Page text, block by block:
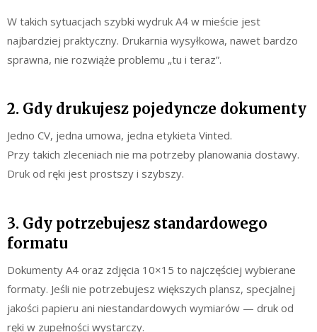
W takich sytuacjach szybki wydruk A4 w mieście jest
najbardziej praktyczny. Drukarnia wysyłkowa, nawet bardzo
sprawna, nie rozwiąże problemu „tu i teraz”.
2. Gdy drukujesz pojedyncze dokumenty
Jedno CV, jedna umowa, jedna etykieta Vinted.
Przy takich zleceniach nie ma potrzeby planowania dostawy.
Druk od ręki jest prostszy i szybszy.
3. Gdy potrzebujesz standardowego
formatu
Dokumenty A4 oraz zdjęcia 10×15 to najczęściej wybierane
formaty. Jeśli nie potrzebujesz większych plansz, specjalnej
jakości papieru ani niestandardowych wymiarów — druk od
ręki w zupełności wystarczy.